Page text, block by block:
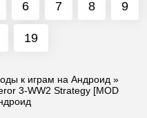
6 7 8 9
19
к играм на Андроид »
3-WW2 Strategy [MOD